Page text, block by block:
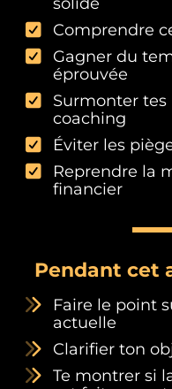
Comprendre
Gagner du
éprouvée
Surmonter tes
coaching
Éviter les
Reprendre la
financier
Pendant cet
Faire le point
actuelle
Clarifier ton
Te montrer si